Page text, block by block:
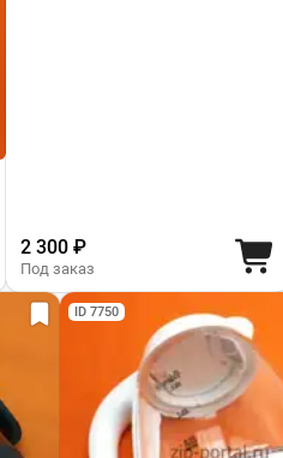
2 300 ₽
Под заказ
ID 7750